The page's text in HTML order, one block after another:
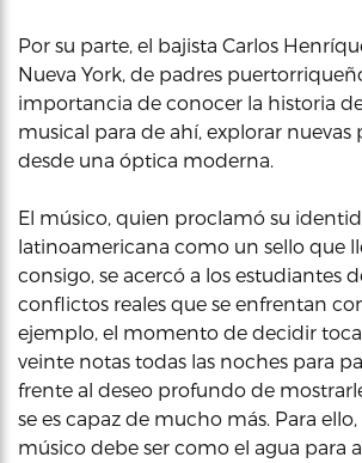
Por su parte, el bajista Carlos
Nueva York, de padres
importancia de conocer la historia
musical para de ahí, explorar nuevas
desde una óptica moderna.
El músico, quien proclamó su
latinoamericana como un sello que
consigo, se acercó a los estudiantes
conflictos reales que se enfrentan
ejemplo, el momento de decidir
veinte notas todas las noches para
frente al deseo profundo de
se es capaz de mucho más. Para
músico debe ser como el agua para